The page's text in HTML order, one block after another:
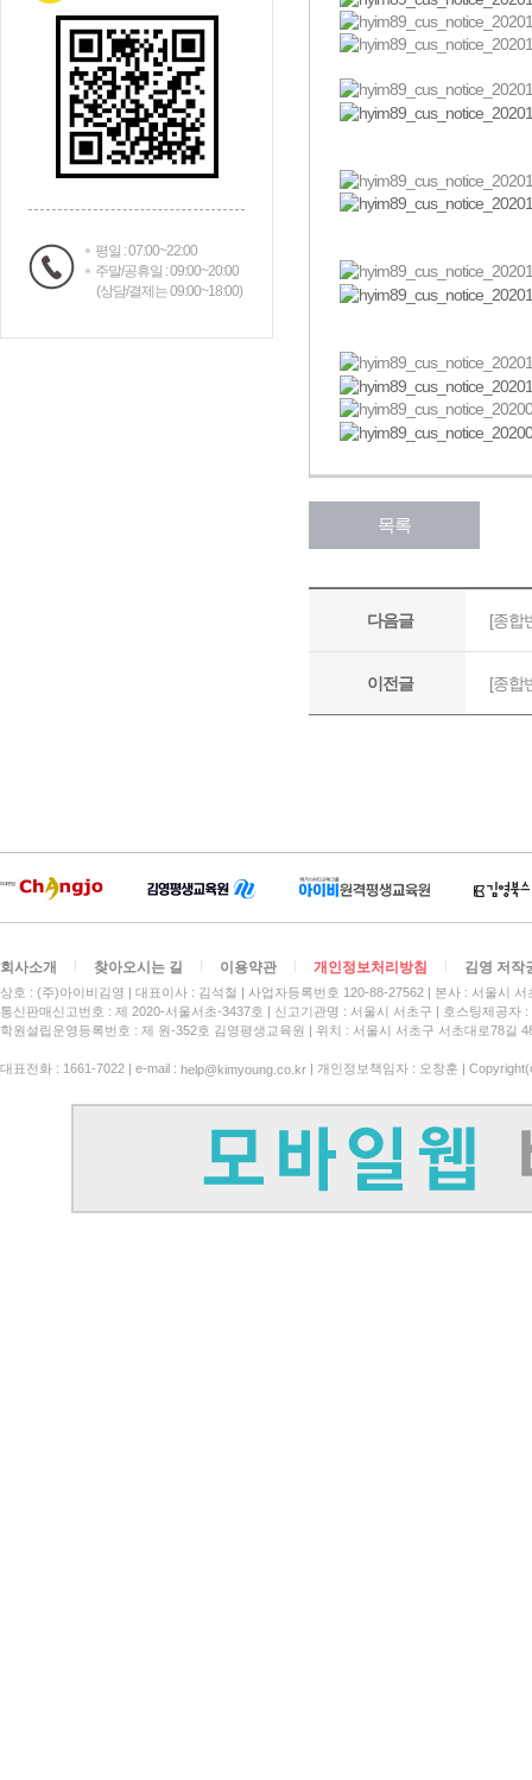
평일 : 07:00~22:00
주말/공휴일 : 09:00~20:00
(상담/결제는 09:00~18:00)
회사소개 찾아오시는 길 이용약관 개인정보처리방침 김영 저작
상호 : (주)아이비김영 대표이사 : 김석철 사업자등록번호 120-88-27562
본사 : 서울시
통신판매신고번호 : 제 2020-서울서초-3437호
신고기관명 : 서울시 서초구
호스팅제공자
학원설립운영등록번호 : 제 원-352호 김영평생교육원 | 위치 : 서울시 서초구 서초대로78길
대표전화 : 1661-7022 | e-mail : help@kimyoung.co.kr | 개인정보책임자 : 오창훈 |